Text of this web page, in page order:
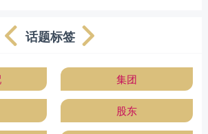
话题标签
集团
股东